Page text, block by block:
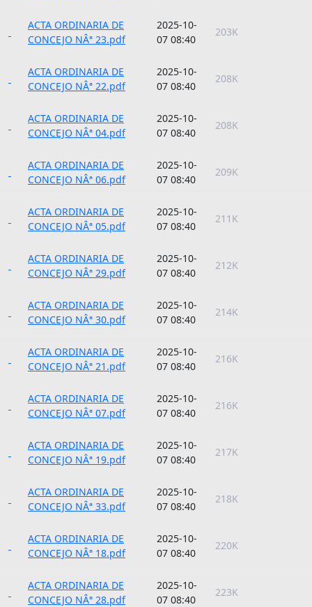
ACTA ORDINARIA DE
CONCEJO NÂª 23.pdf
2025-10-
07 08:40
203K
ACTA ORDINARIA DE
CONCEJO NÂª 22.pdf
2025-10-
07 08:40
208K
ACTA ORDINARIA DE
CONCEJO NÂª 04.pdf
2025-10-
07 08:40
208K
ACTA ORDINARIA DE
CONCEJO NÂª 06.pdf
2025-10-
07 08:40
209K
ACTA ORDINARIA DE
CONCEJO NÂª 05.pdf
2025-10-
07 08:40
211K
ACTA ORDINARIA DE
CONCEJO NÂª 29.pdf
2025-10-
07 08:40
212K
ACTA ORDINARIA DE
CONCEJO NÂª 30.pdf
2025-10-
07 08:40
214K
ACTA ORDINARIA DE
CONCEJO NÂª 21.pdf
2025-10-
07 08:40
216K
ACTA ORDINARIA DE
CONCEJO NÂª 07.pdf
2025-10-
07 08:40
216K
ACTA ORDINARIA DE
CONCEJO NÂª 19.pdf
2025-10-
07 08:40
217K
ACTA ORDINARIA DE
CONCEJO NÂª 33.pdf
2025-10-
07 08:40
218K
ACTA ORDINARIA DE
CONCEJO NÂª 18.pdf
2025-10-
07 08:40
220K
ACTA ORDINARIA DE
CONCEJO NÂª 28.pdf
2025-10-
07 08:40
223K